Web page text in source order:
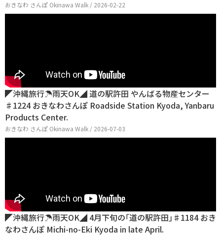
おきなわ さんぽ Okinawa Walk / 2026-02-22
◤沖縄旅行☂雨天OK◢ 道の駅許田 やんばる物産センター
♯1224 おきなわさんぽ Roadside Station Kyoda, Yanbaru
Products Center.
おきなわ さんぽ Okinawa Walk / 2026-07-03
◤沖縄旅行☂雨天OK◢ 4月下旬の｢道の駅許田｣♯1184 おき
なわさんぽ Michi-no-Eki Kyoda in late April.